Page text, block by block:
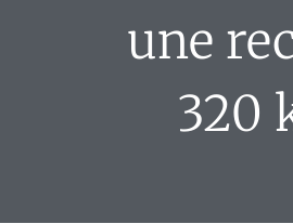
une
320